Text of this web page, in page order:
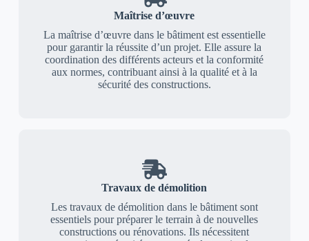
Maîtrise d’œuvre
La maîtrise d’œuvre dans le bâtiment est essentielle
pour garantir la réussite d’un projet. Elle assure la
coordination des différents acteurs et la conformité
aux normes, contribuant ainsi à la qualité et à la
sécurité des constructions.
Travaux de démolition
Les travaux de démolition dans le bâtiment sont
essentiels pour préparer le terrain à de nouvelles
constructions ou rénovations. Ils nécessitent